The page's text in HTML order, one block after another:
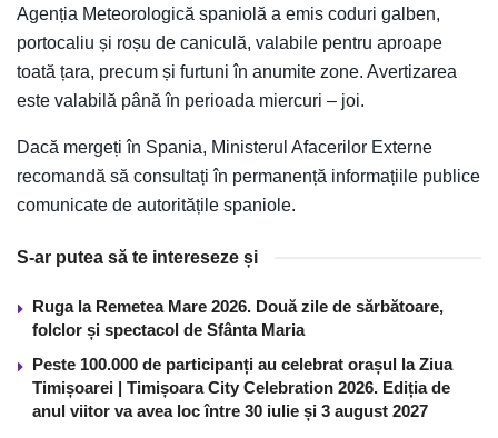
Agenția Meteorologică spaniolă a emis coduri galben,
portocaliu și roșu de caniculă, valabile pentru aproape
toată țara, precum și furtuni în anumite zone. Avertizarea
este valabilă până în perioada miercuri – joi.
Dacă mergeți în Spania, Ministerul Afacerilor Externe
recomandă să consultați în permanență informațiile publice
comunicate de autoritățile spaniole.
S-ar putea să te intereseze și
Ruga la Remetea Mare 2026. Două zile de sărbătoare,
folclor și spectacol de Sfânta Maria
Peste 100.000 de participanți au celebrat orașul la Ziua
Timișoarei | Timișoara City Celebration 2026. Ediția de
anul viitor va avea loc între 30 iulie și 3 august 2027